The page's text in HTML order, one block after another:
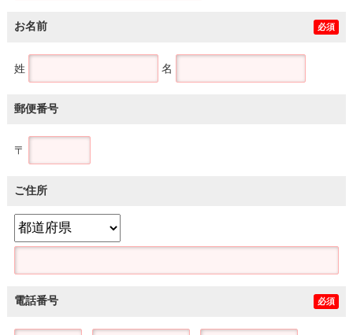
お名前 必須
姓 名
郵便番号
〒
ご住所
電話番号 必須